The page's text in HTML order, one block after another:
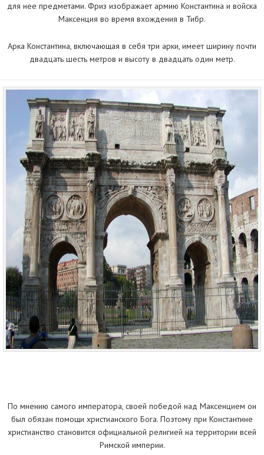
для нее предметами. Фриз изображает армию Константина и войска
Максенция во время вхождения в Тибр.
Арка Константина, включающая в себя три арки, имеет ширину почти
двадцать шесть метров и высоту в двадцать один метр.
По мнению самого императора, своей победой над Максенцием он
был обязан помощи христианского Бога. Поэтому при Константине
христианство становится официальной религией на территории всей
Римской империи.